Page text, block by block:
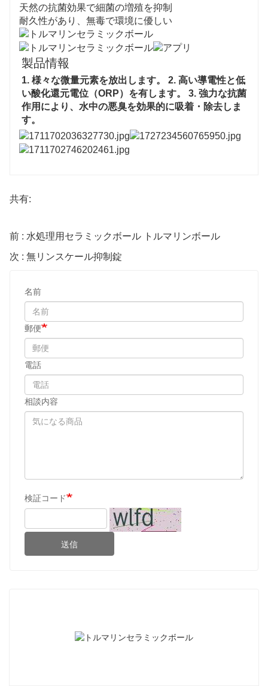
天然の抗菌効果で細菌の増殖を抑制
耐久性があり、無毒で環境に優しい
製品情報
1. 様々な微量元素を放出します。 2. 高い導電性と低
い酸化還元電位（ORP）を有します。 3. 強力な抗菌
作用により、水中の悪臭を効果的に吸着・除去しま
す。
共有:
前 : 水処理用セラミックボール トルマリンボール
次 : 無リンスケール抑制錠
名前
郵便
電話
相談内容
検証コード
送信